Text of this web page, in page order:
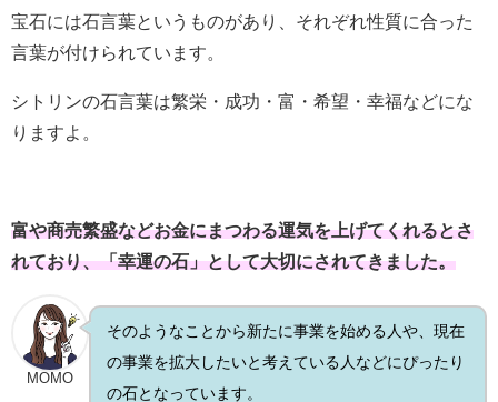
宝石には石言葉というものがあり、それぞれ性質に合った
言葉が付けられています。
シトリンの石言葉は繁栄・成功・富・希望・幸福などにな
りますよ。
富や商売繁盛などお金にまつわる運気を上げてくれるとさ
れており、「幸運の石」として大切にされてきました。
MOMO
そのようなことから新たに事業を始める人や、現在
の事業を拡大したいと考えている人などにぴったり
の石となっています。